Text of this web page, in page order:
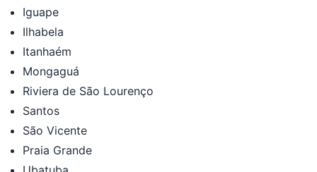
Iguape
Ilhabela
Itanhaém
Mongaguá
Riviera de São Lourenço
Santos
São Vicente
Praia Grande